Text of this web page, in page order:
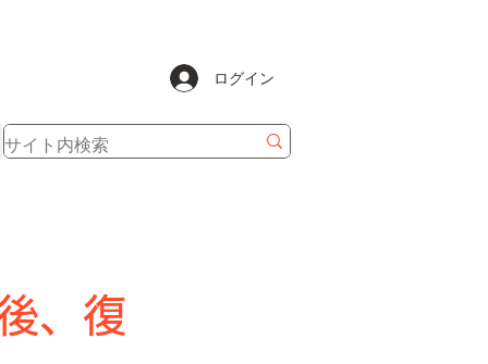
ログイン
、復